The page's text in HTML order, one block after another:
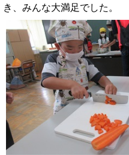
き、みんな大満足でした。